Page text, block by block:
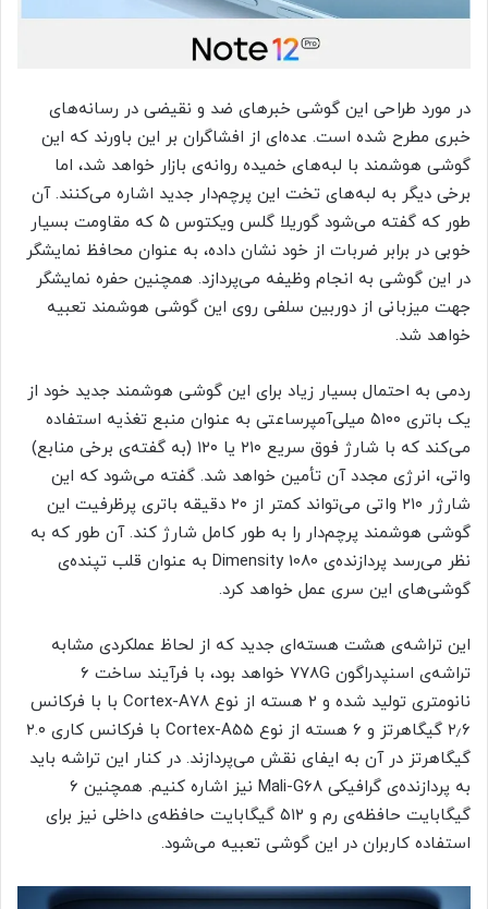
در مورد طراحی این گوشی خبرهای ضد و نقیضی در رسانه‌های
خبری مطرح شده است. عده‌ای از افشاگران بر این باورند که این
گوشی هوشمند با لبه‌های خمیده روانه‌ی بازار خواهد شد، اما
برخی دیگر به لبه‌های تخت این پرچم‌دار جدید اشاره می‌کنند. آن
طور که گفته می‌شود گوریلا گلس ویکتوس ۵ که مقاومت بسیار
خوبی در برابر ضربات از خود نشان داده، به عنوان محافظ نمایشگر
در این گوشی به انجام وظیفه می‌پردازد. همچنین حفره نمایشگر
جهت میزبانی از دوربین سلفی روی این گوشی هوشمند تعبیه
خواهد شد.
ردمی به احتمال بسیار زیاد برای این گوشی هوشمند جدید خود از
یک باتری ۵۱۰۰ میلی‌آمپرساعتی به عنوان منبع تغذیه استفاده
می‌کند که با شارژ فوق سریع ۲۱۰ یا ۱۲۰ (به گفته‌ی برخی منابع)
واتی، انرژی مجدد آن تأمین خواهد شد. گفته می‌شود که این
شارژر ۲۱۰ واتی می‌تواند کمتر از ۲۰ دقیقه باتری پرظرفیت این
گوشی هوشمند پرچم‌دار را به طور کامل شارژ کند. آن طور که به
نظر می‌رسد پردازنده‌ی Dimensity 1080 به عنوان قلب تپنده‌ی
گوشی‌های این سری عمل خواهد کرد.
این تراشه‌ی هشت هسته‌ای جدید که از لحاظ عملکردی مشابه
تراشه‌ی اسنپدراگون ۷۷۸G خواهد بود، با فرآیند ساخت ۶
نانومتری تولید شده و ۲ هسته از نوع Cortex-A78 با با فرکانس
۲٫۶ گیگاهرتز و ۶ هسته از نوع Cortex-A55 با فرکانس کاری ۲.۰
گیگاهرتز در آن به ایفای نقش می‌پردازند. در کنار این تراشه باید
به پردازنده‌ی گرافیکی Mali-G68 نیز اشاره کنیم. همچنین ۶
گیگابایت حافظه‌ی رم و ۵۱۲ گیگابایت حافظه‌ی داخلی نیز برای
استفاده کاربران در این گوشی تعبیه می‌شود.